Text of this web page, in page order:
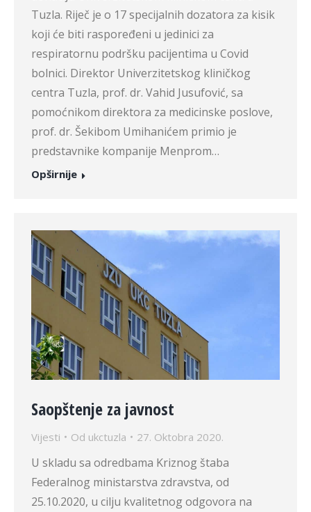
Tuzla. Riječ je o 17 specijalnih dozatora za kisik
koji će biti raspoređeni u jedinici za
respiratornu podršku pacijentima u Covid
bolnici. Direktor Univerzitetskog kliničkog
centra Tuzla, prof. dr. Vahid Jusufović, sa
pomoćnikom direktora za medicinske poslove,
prof. dr. Šekibom Umihanićem primio je
predstavnike kompanije Menprom…
Opširnije
Saopštenje za javnost
Vijesti Od ukctuzla 27. Oktobra 2020.
U skladu sa odredbama Kriznog štaba
Federalnog ministarstva zdravstva, od
25.10.2020, u cilju kvalitetnog odgovora na